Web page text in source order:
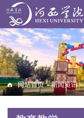
网站首页 > 新闻资讯 >